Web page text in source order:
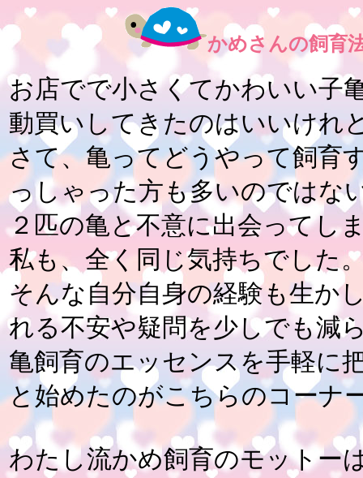
かめさんの飼育
お店でで小さくてかわいい子
動買いしてきたのはいいけれ
さて、亀ってどうやって飼育
っしゃった方も多いのではな
２匹の亀と不意に出会ってし
私も、全く同じ気持ちでした
そんな自分自身の経験も生か
れる不安や疑問を少しでも減
亀飼育のエッセンスを手軽に
と始めたのがこちらのコーナ
わたし流かめ飼育のモットー